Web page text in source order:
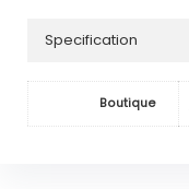
Specification
Boutique